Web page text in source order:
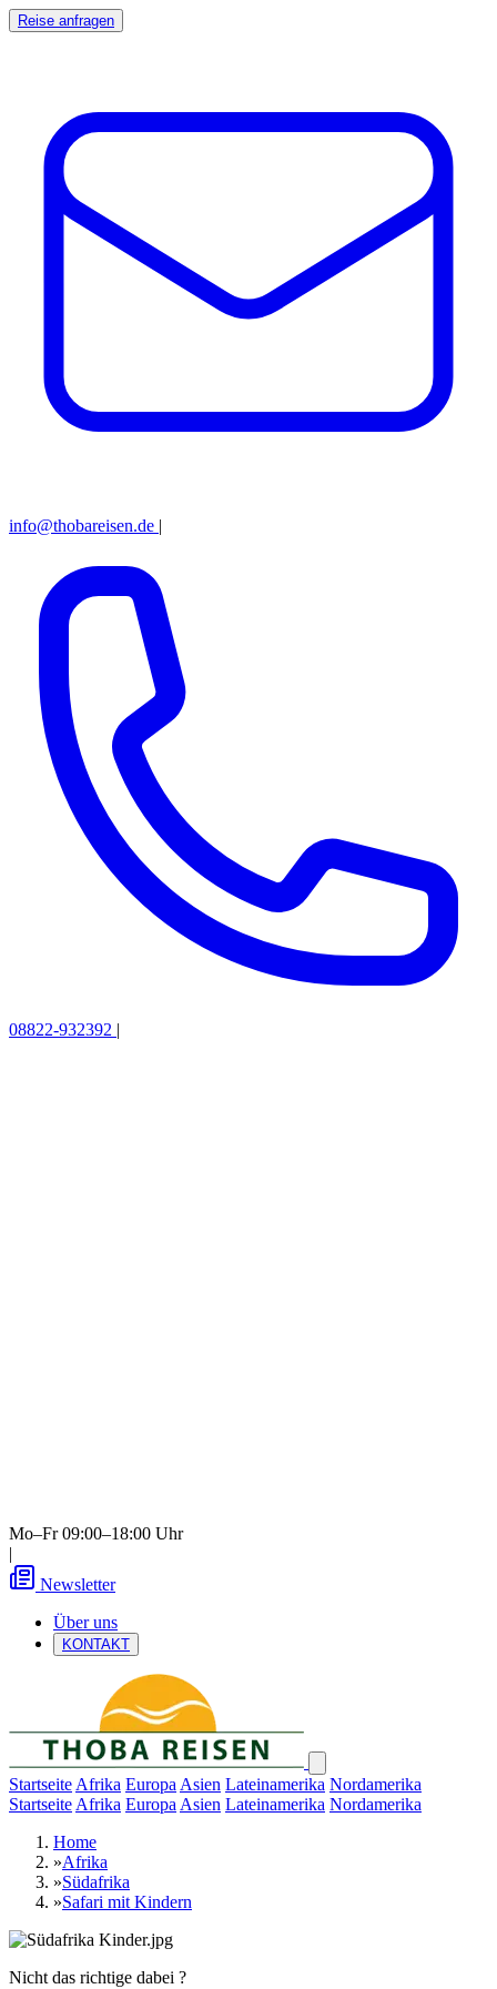
Reise anfragen
info@thobareisen.de |
08822-932392 |
Mo–Fr 09:00–18:00 Uhr
|
Newsletter
Über uns
KONTAKT
Startseite Afrika Europa Asien Lateinamerika Nordamerika
Startseite Afrika Europa Asien Lateinamerika Nordamerika
Home
»Afrika
»Südafrika
»Safari mit Kindern
Nicht das richtige dabei ?